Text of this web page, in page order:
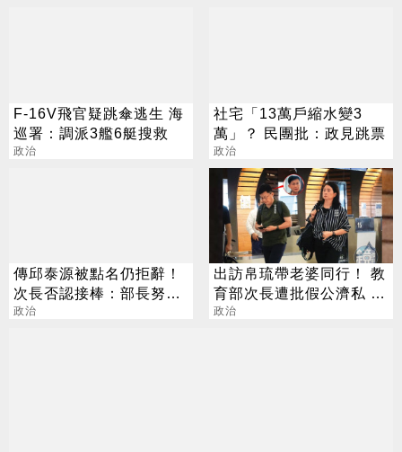
F-16V飛官疑跳傘逃生 海
巡署：調派3艦6艇搜救
政治
社宅「13萬戶縮水變3
萬」？ 民團批：政見跳票
政治
傳邱泰源被點名仍拒辭！
次長否認接棒：部長努力
有目共睹
政治
出訪帛琉帶老婆同行！ 教
育部次長遭批假公濟私 張
廖萬回應了
政治